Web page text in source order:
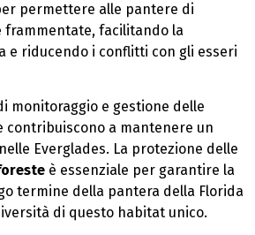
permettere alle pantere di
frammentate, facilitando la
e riducendo i conflitti con gli esseri
monitoraggio e gestione delle
contribuiscono a mantenere un
Everglades. La protezione delle
è essenziale per garantire la
termine della pantera della Florida
di questo habitat unico.